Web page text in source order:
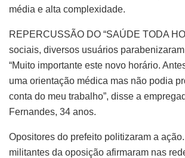
média e alta complexidade.
REPERCUSSÃO DO “SAÚDE TODA
sociais, diversos usuários
“Muito importante este novo horário.
uma orientação médica mas não podia
conta do meu trabalho”, disse a
Fernandes, 34 anos.
Opositores do prefeito politizaram a
militantes da oposição afirmaram nas